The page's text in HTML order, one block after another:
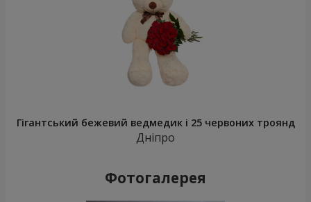
Гігантський бежевий ведмедик і 25 червоних троянд
Дніпро
Фотогалерея